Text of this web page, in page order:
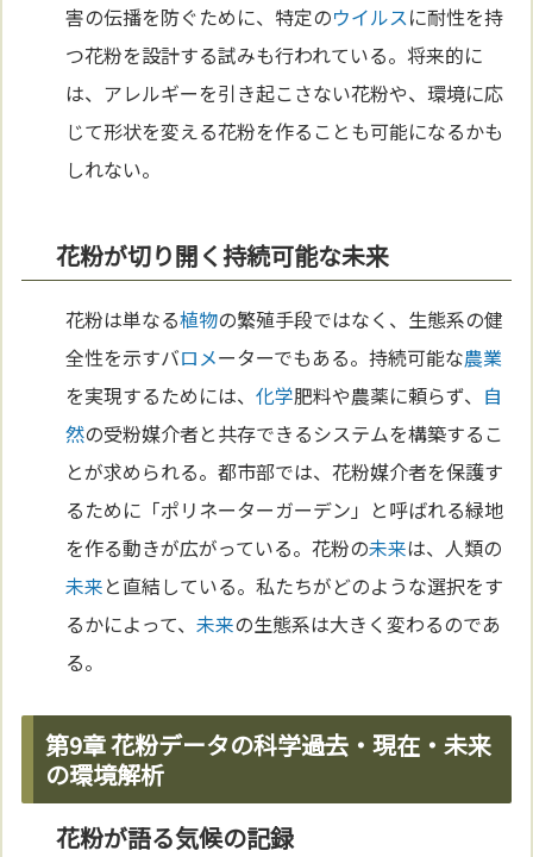
害の伝播を防ぐために、特定のウイルスに耐性を持
つ花粉を設計する試みも行われている。将来的に
は、アレルギーを引き起こさない花粉や、環境に応
じて形状を変える花粉を作ることも可能になるかも
しれない。
花粉が切り開く持続可能な未来
花粉は単なる植物の繁殖手段ではなく、生態系の健
全性を示すバロメーターでもある。持続可能な農業
を実現するためには、化学肥料や農薬に頼らず、 自
然の受粉媒介者と共存できるシステムを構築するこ
とが求められる。都市部では、花粉媒介者を保護す
るために「ポリネーターガーデン」と呼ばれる緑地
を作る動きが広がっている。花粉の未来は、人類の
未来と直結している。私たちがどのような選択をす
るかによって、未来の生態系は大きく変わるのであ
る。
第9章 花粉データの科学――過去・現在・未来
の環境解析
花粉が語る気候の記録